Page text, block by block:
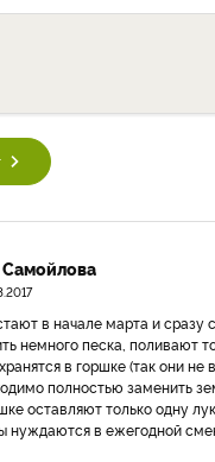
Самойлова
в начале марта и сразу
немного песка, поливают
в горшке (так они не
полностью заменить
оставляют только одну
нуждаются в ежегодной